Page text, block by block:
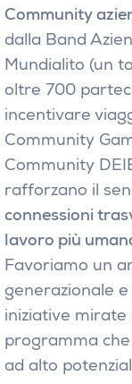
Community
dalla Band
Mundialito (un
oltre 700
incentivare
Community
Community
rafforzano il
connessioni
lavoro più
Favoriamo un
generazionale
iniziative mirate
programma
ad alto